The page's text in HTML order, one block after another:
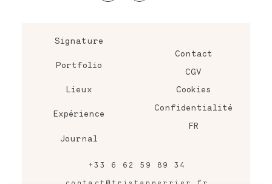
Signature
Portfolio
Lieux
Expérience
Journal
+33 6 62 59 89 34
Contact
CGV
Cookies
Confidentialité
FR